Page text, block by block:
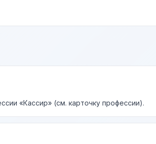
«Кассир» (см. карточку профессии).